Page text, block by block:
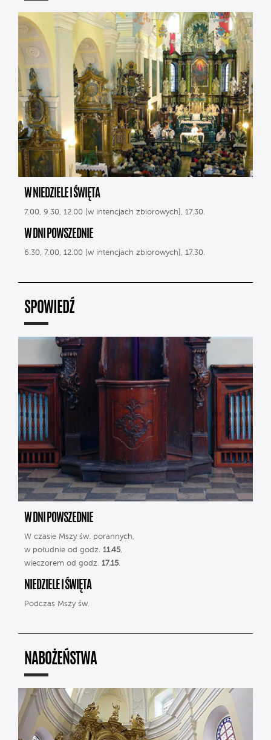
W NIEDZIELE I ŚWIĘTA
7.00, 9.30, 12.00 [w intencjach zbiorowych], 17.30.
W DNI POWSZEDNIE
6.30, 7.00, 12.00 [w intencjach zbiorowych], 17.30.
SPOWIEDŹ
W DNI POWSZEDNIE
W czasie Mszy św. porannych,
w południe od godz. 11.45
wieczorem od godz. 17.15
NIEDZIELE I ŚWIĘTA
Podczas Mszy św.
NABOŻEŃSTWA